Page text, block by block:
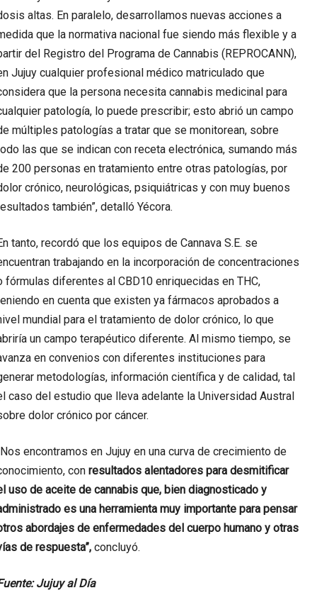
altas. En paralelo, desarrollamos nuevas acciones a
que la normativa nacional fue siendo más flexible y a
del Registro del Programa de Cannabis (REPROCANN),
Jujuy cualquier profesional médico matriculado que
que la persona necesita cannabis medicinal para
patología, lo puede prescribir; esto abrió un campo
múltiples patologías a tratar que se monitorean, sobre
las que se indican con receta electrónica, sumando más
200 personas en tratamiento entre otras patologías, por
crónico, neurológicas, psiquiátricas y con muy buenos
también”, detalló Yécora.
tanto, recordó que los equipos de Cannava S.E. se
trabajando en la incorporación de concentraciones
fórmulas diferentes al CBD10 enriquecidas en THC,
en cuenta que existen ya fármacos aprobados a
mundial para el tratamiento de dolor crónico, lo que
un campo terapéutico diferente. Al mismo tiempo, se
en convenios con diferentes instituciones para
metodologías, información científica y de calidad, tal
caso del estudio que lleva adelante la Universidad Austral
dolor crónico por cáncer.
encontramos en Jujuy en una curva de crecimiento de
con resultados alentadores para desmitificar
uso de aceite de cannabis que, bien diagnosticado y
es una herramienta muy importante para pensar
abordajes de enfermedades del cuerpo humano y otras
de respuesta”, concluyó.
Jujuy al Día